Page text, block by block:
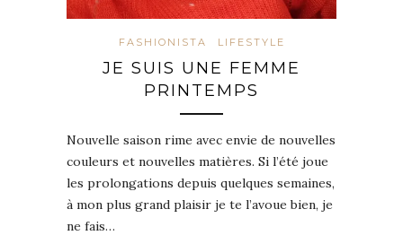
FASHIONISTA LIFESTYLE
JE SUIS UNE FEMME
PRINTEMPS
Nouvelle saison rime avec envie de nouvelles
couleurs et nouvelles matières. Si l’été joue
les prolongations depuis quelques semaines,
à mon plus grand plaisir je te l’avoue bien, je
ne fais…